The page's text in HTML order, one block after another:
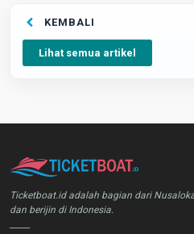
KEMBALI
Lihat semua artikel
Ticketboat.id adalah bagian dari
dan berijin di Indonesia.